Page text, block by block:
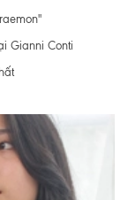
Gianni Conti